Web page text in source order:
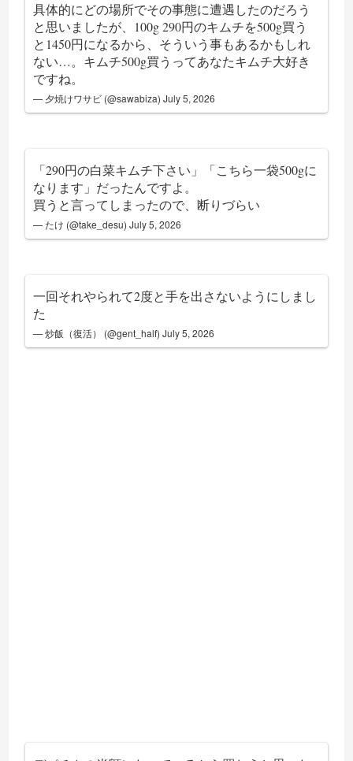
具体的にどの場所でその事態に遭遇したのだろう
と思いましたが、100g 290円のキムチを500g買う
と1450円になるから、そういう事もあるかもしれ
ない…。キムチ500g買うってあなたキムチ大好き
ですね。
— 夕焼けワサビ (@sawabiza)July 5, 2026
「290円の白菜キムチ下さい」「こちら一袋500gに
なります」だったんですよ。
買うと言ってしまったので、断りづらい
— たけ (@take_desu)July 5, 2026
一回それやられて2度と手を出さないようにしまし
た
— 炒飯（復活） (@gent_half)July 5, 2026